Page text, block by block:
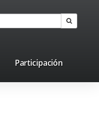
Participación